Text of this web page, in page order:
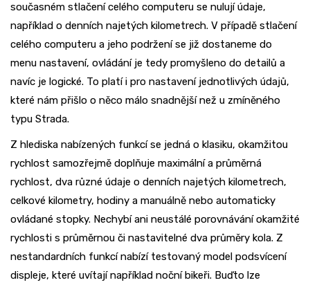
současném stlačení celého computeru se nulují údaje,
například o denních najetých kilometrech. V případě stlačení
celého computeru a jeho podržení se již dostaneme do
menu nastavení, ovládání je tedy promyšleno do detailů a
navíc je logické. To platí i pro nastavení jednotlivých údajů,
které nám přišlo o něco málo snadnější než u zmíněného
typu Strada.
Z hlediska nabízených funkcí se jedná o klasiku, okamžitou
rychlost samozřejmě doplňuje maximální a průměrná
rychlost, dva různé údaje o denních najetých kilometrech,
celkové kilometry, hodiny a manuálně nebo automaticky
ovládané stopky. Nechybí ani neustálé porovnávání okamžité
rychlosti s průměrnou či nastavitelné dva průměry kola. Z
nestandardních funkcí nabízí testovaný model podsvícení
displeje, které uvítají například noční bikeři. Buďto lze